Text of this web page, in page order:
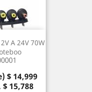
A 24V 70W
$ 14,999
15,788